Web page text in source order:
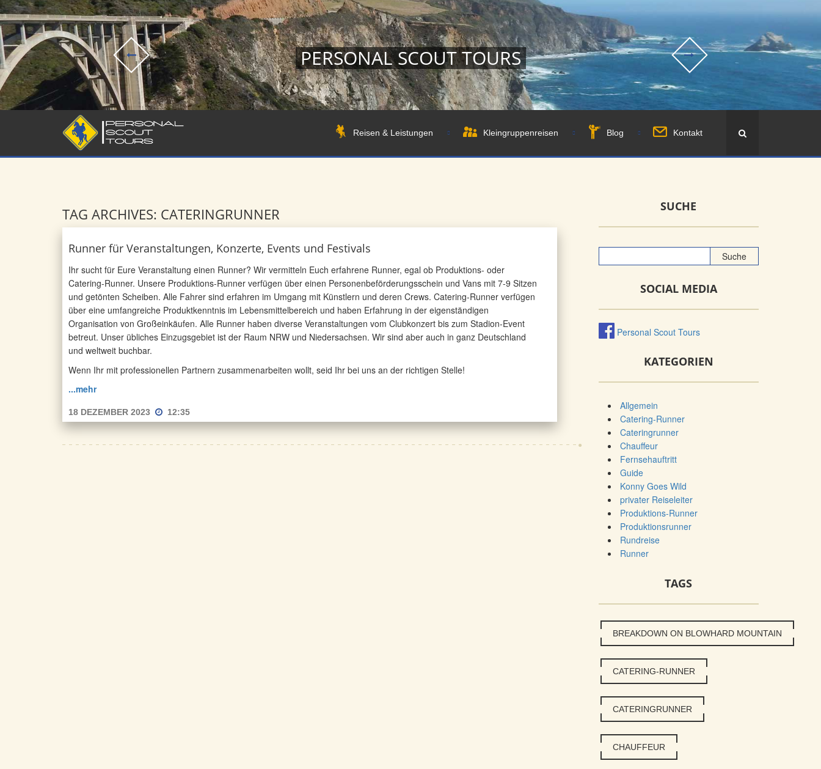
PERSONAL SCOUT TOURS
Reisen & Leistungen Kleingruppenreisen Blog Kontakt
TAG ARCHIVES: CATERINGRUNNER
Runner für Veranstaltungen, Konzerte, Events und Festivals
Ihr sucht für Eure Veranstaltung einen Runner? Wir vermitteln Euch erfahrene Runner, egal ob Produktions- oder
Catering-Runner. Unsere Produktions-Runner verfügen über einen Personenbeförderungsschein und Vans mit 7-9 Sitzen
und getönten Scheiben. Alle Fahrer sind erfahren im Umgang mit Künstlern und deren Crews. Catering-Runner verfügen
über eine umfangreiche Produktkenntnis im Lebensmittelbereich und haben Erfahrung in der eigenständigen
Organisation von Großeinkäufen. Alle Runner haben diverse Veranstaltungen vom Clubkonzert bis zum Stadion-Event
betreut. Unser übliches Einzugsgebiet ist der Raum NRW und Niedersachsen. Wir sind aber auch in ganz Deutschland
und weltweit buchbar.
Wenn Ihr mit professionellen Partnern zusammenarbeiten wollt, seid Ihr bei uns an der richtigen Stelle!
...mehr
18 DEZEMBER 2023 12:35
SUCHE
SOCIAL MEDIA
Personal Scout Tours
KATEGORIEN
Allgemein
Catering-Runner
Cateringrunner
Chauffeur
Fernsehauftritt
Guide
Konny Goes Wild
privater Reiseleiter
Produktions-Runner
Produktionsrunner
Rundreise
Runner
TAGS
BREAKDOWN ON BLOWHARD MOUNTAIN
CATERING-RUNNER
CATERINGRUNNER
CHAUFFEUR